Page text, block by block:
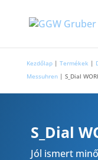
Kezdőlap| Termékek |
Messuhren| S_Dial
S_Dial
Jól ismert